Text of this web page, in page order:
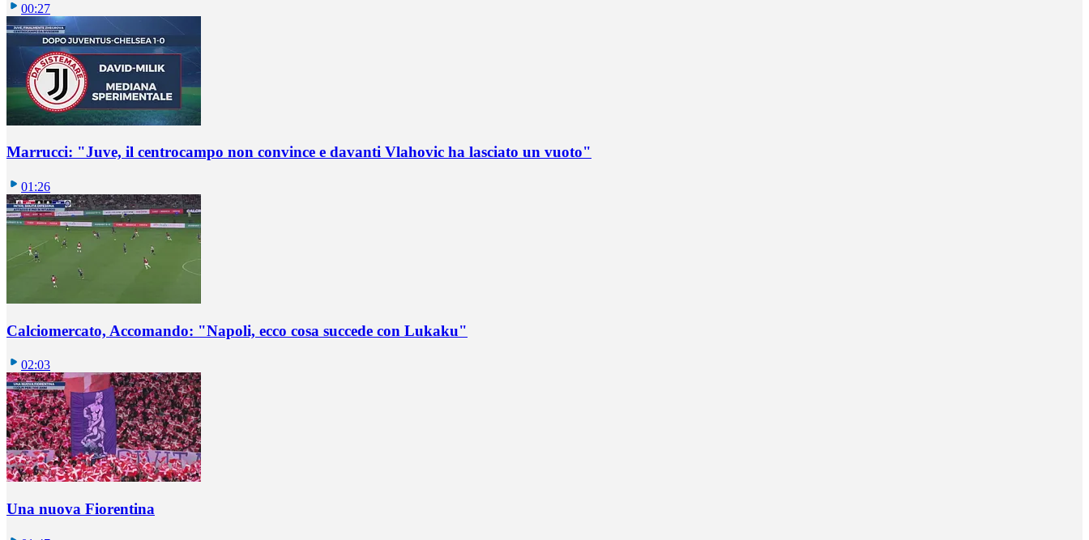
00:27
Marrucci: "Juve, il centrocampo non convince e davanti Vlahovic ha lasciato un vuoto"
01:26
Calciomercato, Accomando: "Napoli, ecco cosa succede con Lukaku"
02:03
Una nuova Fiorentina